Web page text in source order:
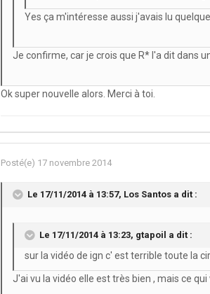
Yes ça m'intéresse aussi j'avais lu
Je confirme, car je crois que R* l'a dit dans
Ok super nouvelle alors. Merci à toi.
Posté(e) 17 novembre 2014
Le 17/11/2014 à 13:57, Los Santos a dit :
Le 17/11/2014 à 13:23, gtapoil a dit :
sur la vidéo de ign c' est terrible toute la
J'ai vu la vidéo elle est très bien , mais ce